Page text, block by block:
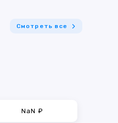
Смотреть все
NaN ₽